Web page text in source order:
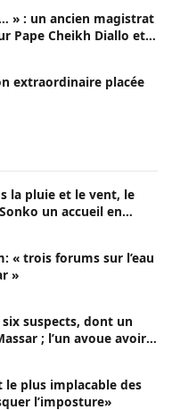
» : un ancien magistrat
Pape Cheikh Diallo et
extraordinaire placée
la pluie et le vent, le
un accueil en
« trois forums sur l’eau
»
suspects, dont un
; l’un avoue avoir
le plus implacable des
l’imposture»